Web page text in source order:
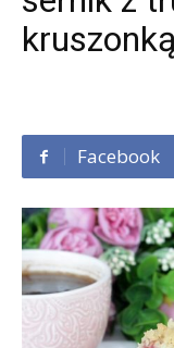
kruszonką
Facebook